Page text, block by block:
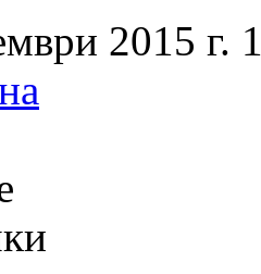
2015 г.